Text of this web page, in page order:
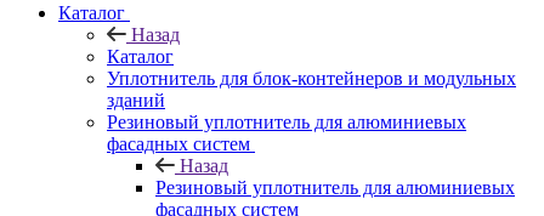
Каталог
Назад
Каталог
Уплотнитель для блок-контейнеров и модульных
зданий
Резиновый уплотнитель для алюминиевых
фасадных систем
Назад
Резиновый уплотнитель для алюминиевых
фасадных систем